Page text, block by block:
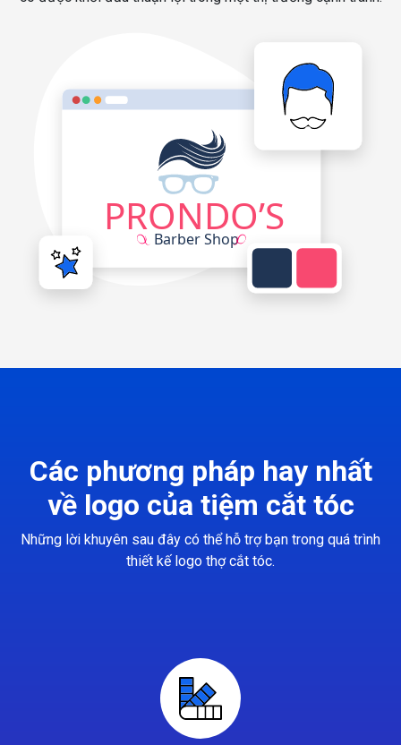
Các phương pháp hay nhất
về logo của tiệm cắt tóc
Những lời khuyên sau đây có thể hỗ trợ bạn trong quá trình
thiết kế logo thợ cắt tóc.